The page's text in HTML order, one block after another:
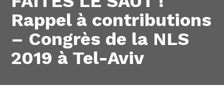
Rappel à contributions
– Congrès de la NLS
2019 à Tel-Aviv